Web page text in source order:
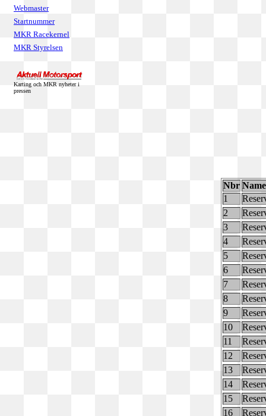
Webmaster
Startnummer
MKR Racekernel
MKR Styrelsen
Karting och MKR nyheter i
pressen
Nbr Name
1
2
3
4
5
6
7
8
9
10
11
12
13
14
15
16